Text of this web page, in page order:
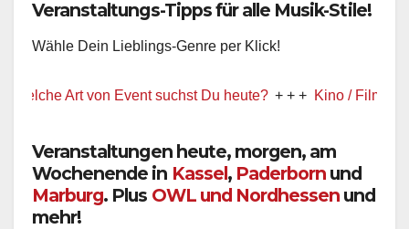
Veranstaltungs-Tipps für alle Musik-Stile!
Wähle Dein Lieblings-Genre per Klick!
Art von Event suchst Du heute? + + + Kino / Film + + +
Veranstaltungen heute, morgen, am
Wochenende in Kassel, Paderborn und
Marburg. Plus OWL und Nordhessen und
mehr!